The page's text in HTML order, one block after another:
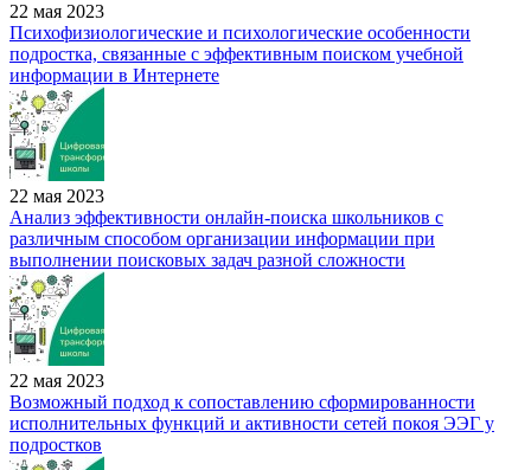
22 мая 2023
Психофизиологические и психологические особенности
подростка, связанные с эффективным поиском учебной
информации в Интернете
22 мая 2023
Анализ эффективности онлайн-поиска школьников с
различным способом организации информации при
выполнении поисковых задач разной сложности
22 мая 2023
Возможный подход к сопоставлению сформированности
исполнительных функций и активности сетей покоя ЭЭГ у
подростков